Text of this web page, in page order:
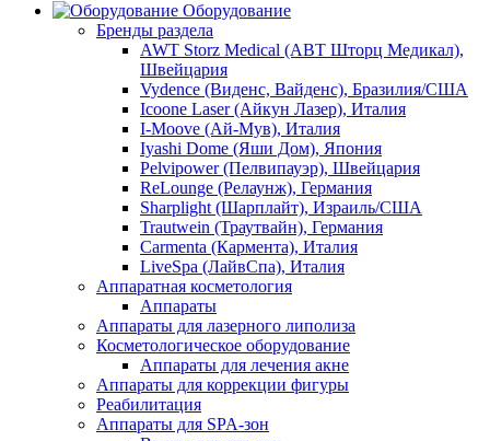
Оборудование
Бренды раздела
AWT Storz Medical (АВТ Шторц Медикал),
Швейцария
Vydence (Виденс, Вайденс), Бразилия/США
Icoone Laser (Айкун Лазер), Италия
I-Moove (Ай-Мув), Италия
Iyashi Dome (Яши Дом), Япония
Pelvipower (Пелвипауэр), Швейцария
ReLounge (Релаунж), Германия
Sharplight (Шарплайт), Израиль/США
Trautwein (Траутвайн), Германия
Carmenta (Кармента), Италия
LiveSpa (ЛайвСпа), Италия
Аппаратная косметология
Аппараты
Аппараты для лазерного липолиза
Косметологическое оборудование
Аппараты для лечения акне
Аппараты для коррекции фигуры
Реабилитация
Аппараты для SPA-зон